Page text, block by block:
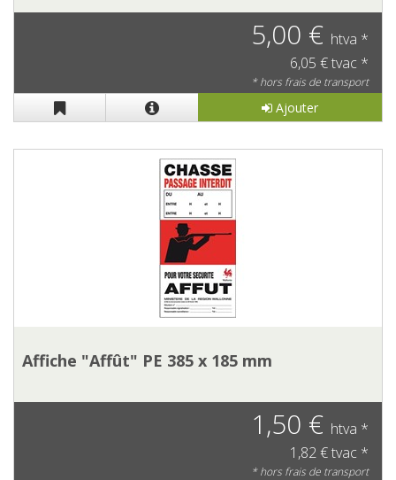
5,00 € htva *
6,05 € tvac *
* hors frais de transport
Ajouter
Affiche "Affût" PE 385 x 185 mm
1,50 € htva *
1,82 € tvac *
* hors frais de transport